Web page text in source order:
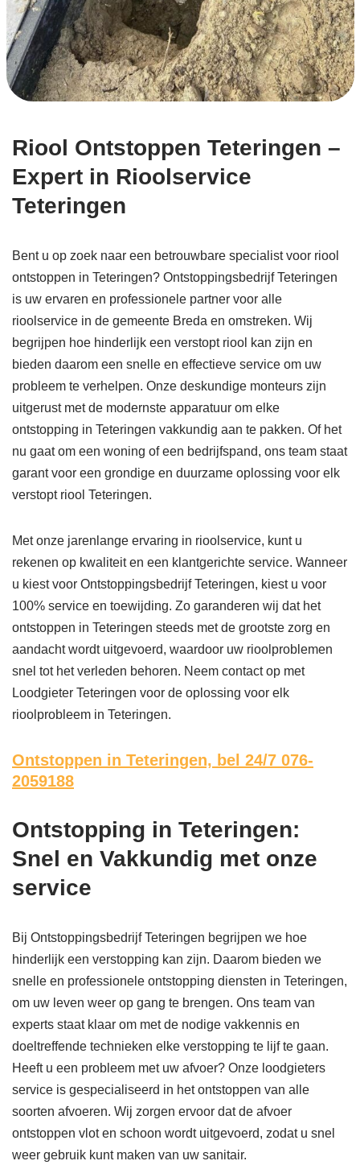
Riool Ontstoppen Teteringen –
Expert in Rioolservice
Teteringen
Bent u op zoek naar een betrouwbare specialist voor riool
ontstoppen in Teteringen? Ontstoppingsbedrijf Teteringen
is uw ervaren en professionele partner voor alle
rioolservice in de gemeente Breda en omstreken. Wij
begrijpen hoe hinderlijk een verstopt riool kan zijn en
bieden daarom een snelle en effectieve service om uw
probleem te verhelpen. Onze deskundige monteurs zijn
uitgerust met de modernste apparatuur om elke
ontstopping in Teteringen vakkundig aan te pakken. Of het
nu gaat om een woning of een bedrijfspand, ons team staat
garant voor een grondige en duurzame oplossing voor elk
verstopt riool Teteringen.
Met onze jarenlange ervaring in rioolservice, kunt u
rekenen op kwaliteit en een klantgerichte service. Wanneer
u kiest voor Ontstoppingsbedrijf Teteringen, kiest u voor
100% service en toewijding. Zo garanderen wij dat het
ontstoppen in Teteringen steeds met de grootste zorg en
aandacht wordt uitgevoerd, waardoor uw rioolproblemen
snel tot het verleden behoren. Neem contact op met
Loodgieter Teteringen voor de oplossing voor elk
rioolprobleem in Teteringen.
Ontstoppen in Teteringen, bel 24/7 076-
2059188
Ontstopping in Teteringen:
Snel en Vakkundig met onze
service
Bij Ontstoppingsbedrijf Teteringen begrijpen we hoe
hinderlijk een verstopping kan zijn. Daarom bieden we
snelle en professionele ontstopping diensten in Teteringen,
om uw leven weer op gang te brengen. Ons team van
experts staat klaar om met de nodige vakkennis en
doeltreffende technieken elke verstopping te lijf te gaan.
Heeft u een probleem met uw afvoer? Onze loodgieters
service is gespecialiseerd in het ontstoppen van alle
soorten afvoeren. Wij zorgen ervoor dat de afvoer
ontstoppen vlot en schoon wordt uitgevoerd, zodat u snel
weer gebruik kunt maken van uw sanitair.